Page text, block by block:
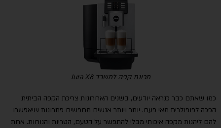
מכונת קפה למשרד Jura X8
כמו שאתם כבר כנראה יודעים, בשנים האחרונות צריכת הקפה הביתית
הפכה לפופולרית מאי פעם. יותר ויותר אנשים מחפשים פתרונות שיאפשרו
להם ליהנות מקפה איכותי מבלי להתפשר על הטעם, הטריות והנוחות. אחת